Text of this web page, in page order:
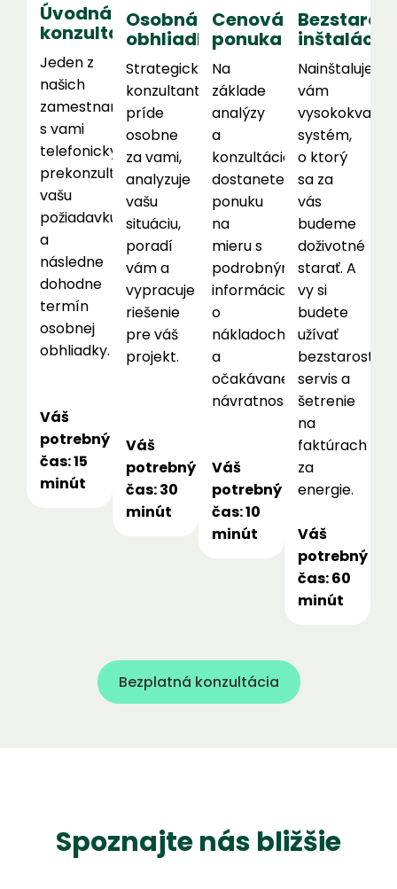
Úvodná
konzultácia
Jeden z
našich
zamestnancov
s vami
telefonicky
prekonzultuje
vašu
požiadavku
a
následne
dohodne
termín
osobnej
obhliadky.
Váš
potrebný
čas: 15
minút
Osobná
obhliadka
Strategický
konzultant
príde
osobne
za vami,
analyzuje
vašu
situáciu,
poradí
vám a
vypracuje
riešenie
pre váš
projekt.
Váš
potrebný
čas: 30
minút
Cenová
ponuka
Na
základe
analýzy
a
konzultácie
dostanete
ponuku
na
mieru s
podrobnými
informáciami
o
nákladoch
a
očakávanej
návratnosti.
Váš
potrebný
čas: 10
minút
inštalácia
Nainštalujeme
vám
systém,
o ktorý
sa za
vás
budeme
doživotné
starať. A
vy si
budete
užívať
bezstarostný
servis a
šetrenie
na
faktúrach
za
energie.
Váš
potrebný
čas: 60
minút
Bezplatná konzultácia
Spoznajtenás bližšie